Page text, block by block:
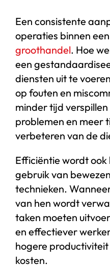
Een consistente
operaties binnen een
groothandel. Hoe
een
diensten uit te
op fouten en
minder tijd
problemen en meer
verbeteren van de
Efficiëntie wordt
gebruik van
technieken.
van hen wordt
taken moeten
en effectiever
hogere
kosten.